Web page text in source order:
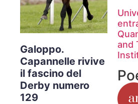
Galoppo.
Capannelle rivive
il fascino del
Derby numero
129
and